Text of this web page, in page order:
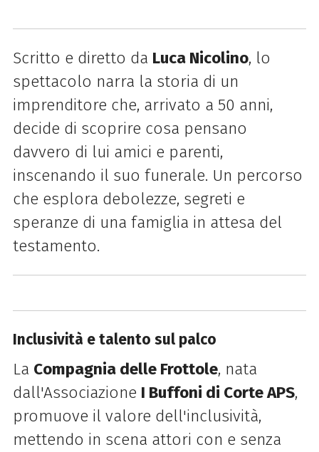
Scritto e diretto da Luca Nicolino, lo
spettacolo narra la storia di un
imprenditore che, arrivato a 50 anni,
decide di scoprire cosa pensano
davvero di lui amici e parenti,
inscenando il suo funerale. Un percorso
che esplora debolezze, segreti e
speranze di una famiglia in attesa del
testamento.
Inclusività e talento sul palco
La Compagnia delle Frottole, nata
dall'Associazione I Buffoni di Corte APS,
promuove il valore dell'inclusività,
mettendo in scena attori con e senza